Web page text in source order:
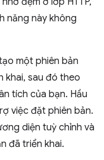
năng này không
một phiên bản
khai, sau đó theo
tích của bạn. Hầu
việc đặt phiên bản.
diện tuỳ chỉnh và
đã triển khai.